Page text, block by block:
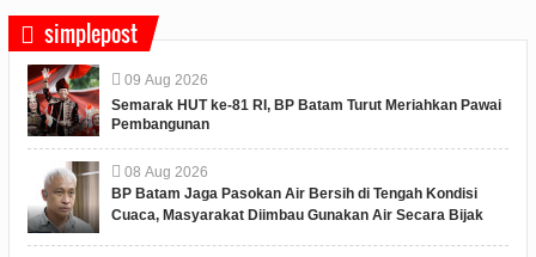
simplepost
09 Aug 2026
Semarak HUT ke-81 RI, BP Batam Turut Meriahkan Pawai
Pembangunan
08 Aug 2026
BP Batam Jaga Pasokan Air Bersih di Tengah Kondisi
Cuaca, Masyarakat Diimbau Gunakan Air Secara Bijak